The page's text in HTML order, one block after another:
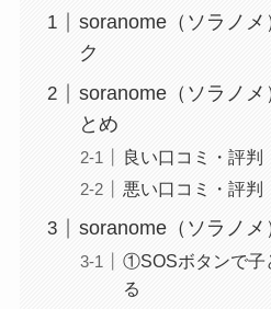
soranome（ソラノ
ク
soranome（ソラノメ
とめ
良い口コミ・評判
悪い口コミ・評判
soranome（ソラノメ
①SOSボタンで子
る